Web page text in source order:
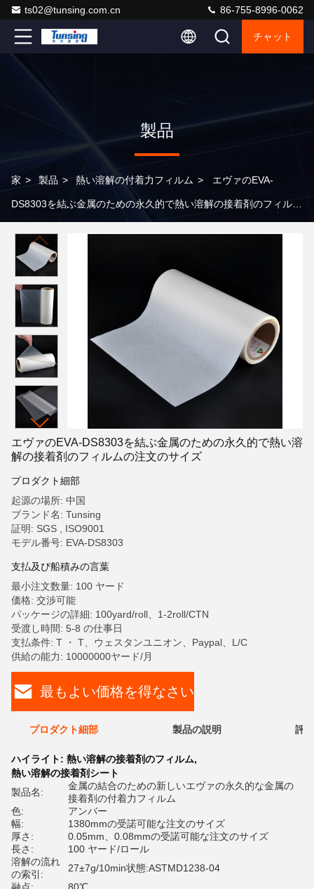
ts02@tunsing.com.cn 86-755-8996-0062
チャット
製品
家 > 製品 > 熱い溶解の付着力フィルム > エヴァのEVA-
DS8303を結ぶ金属のための永久的で熱い溶解の接着剤のフィルム
エヴァのEVA-DS8303を結ぶ金属のための永久的で熱い溶
解の接着剤のフィルムの注文のサイズ
プロダクト細部
起源の場所: 中国
ブランド名: Tunsing
証明: SGS , ISO9001
モデル番号: EVA-DS8303
支払及び船積みの言葉
最小注文数量: 100 ヤード
価格: 交渉可能
パッケージの詳細: 100yard/roll、1-2roll/CTN
受渡し時間: 5-8 の仕事日
支払条件: T ・ T、ウェスタンユニオン、Paypal、L/C
供給の能力: 10000000ヤード/月
最もよい価格を得なさい
プロダクト細部 製品の説明 評
ハイライト: 熱い溶解の接着剤のフィルム,
熱い溶解の接着剤シート
製品名:
金属の結合のための新しいエヴァの永久的な金属の
接着剤の付着力フィルム
色:
アンバー
幅:
1380mmの受諾可能な注文のサイズ
厚さ:
0.05mm、0.08mmの受諾可能な注文のサイズ
長さ:
100 ヤード/ロール
溶解の流れ
の索引:
27±7g/10min状態:ASTMD1238-04